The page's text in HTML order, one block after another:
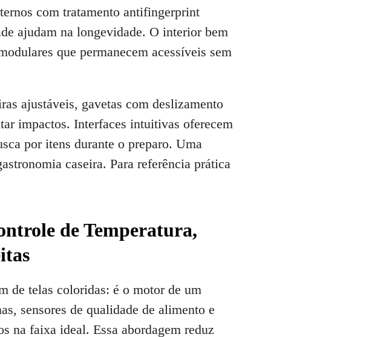
com tratamento antifingerprint
ajudam na longevidade. O interior bem
que permanecem acessíveis sem
ajustáveis, gavetas com deslizamento
impactos. Interfaces intuitivas oferecem
por itens durante o preparo. Uma
caseira. Para referência prática
de Temperatura,
de telas coloridas: é o motor de um
sensores de qualidade de alimento e
na faixa ideal. Essa abordagem reduz